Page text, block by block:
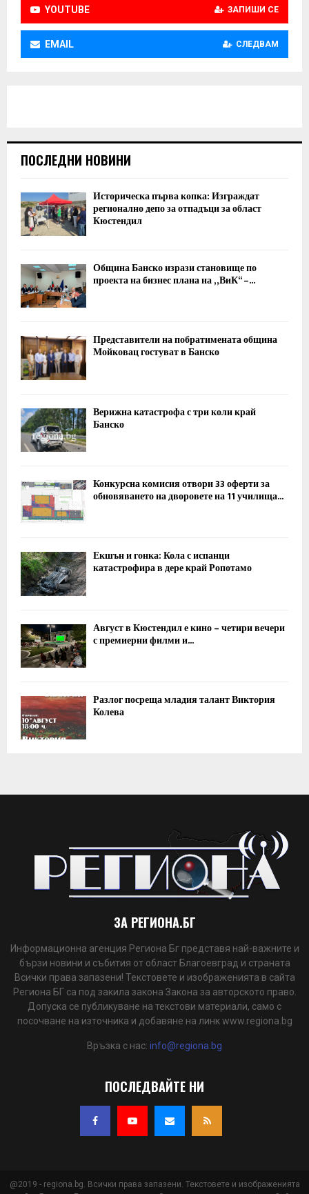
YOUTUBE ЗАПИШИ СЕ
EMAIL СЛЕДВАМ
ПОСЛЕДНИ НОВИНИ
Историческа първа копка: Изграждат
регионално депо за отпадъци за област
Кюстендил
Община Банско изрази становище по
проекта на бизнес плана на „ВиК“ –...
Представители на побратимената община
Мойковац гостуват в Банско
Верижна катастрофа с три коли край
Банско
Конкурсна комисия отвори 33 оферти за
обновяването на дворовете на 11 училища...
Екшън и гонка: Кола с испанци
катастрофира в дере край Ропотамо
Август в Кюстендил е кино – четири вечери
с премиерни филми и...
Разлог посреща младия талант Виктория
Колева
ЗА РЕГИОНА.БГ
Информационна агенция Региона Бг представя най-важните и
бързи новини и събития от област Благоевград и страната
Всички права запазени! Текстовете и изображенията в сайта
Региона БГ са под закила закона Закона за авторското право.
Допуска се публикуване на текстови материали, само с
посочване на източника и добавяне на линк www.regiona.bg
Връзка с нас: info@regiona.bg
ПОСЛЕДВАЙТЕ НИ
@2019 - regiona.bg. Всички права запазени. Текстовете и изображенията